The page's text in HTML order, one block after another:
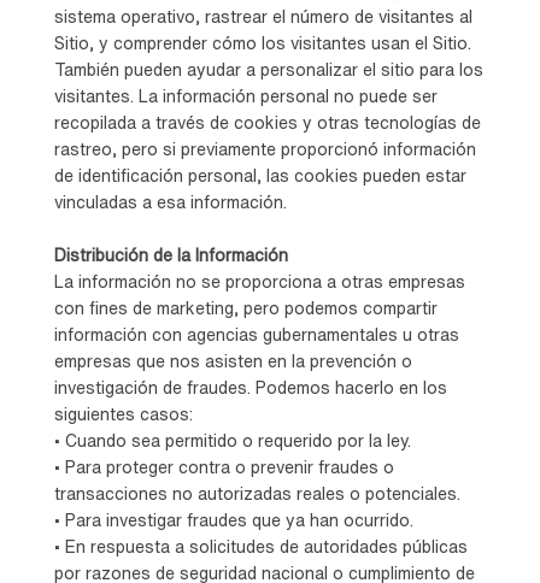
sistema operativo, rastrear el número de visitantes al
Sitio, y comprender cómo los visitantes usan el Sitio.
También pueden ayudar a personalizar el sitio para los
visitantes. La información personal no puede ser
recopilada a través de cookies y otras tecnologías de
rastreo, pero si previamente proporcionó información
de identificación personal, las cookies pueden estar
vinculadas a esa información.
Distribución de la Información
La información no se proporciona a otras empresas
con fines de marketing, pero podemos compartir
información con agencias gubernamentales u otras
empresas que nos asisten en la prevención o
investigación de fraudes. Podemos hacerlo en los
siguientes casos:
• Cuando sea permitido o requerido por la ley.
• Para proteger contra o prevenir fraudes o
transacciones no autorizadas reales o potenciales.
• Para investigar fraudes que ya han ocurrido.
• En respuesta a solicitudes de autoridades públicas
por razones de seguridad nacional o cumplimiento de